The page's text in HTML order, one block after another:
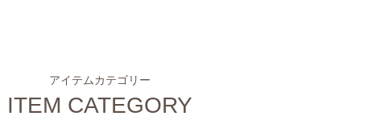
アイテムカテゴリー
ITEM CATEGORY